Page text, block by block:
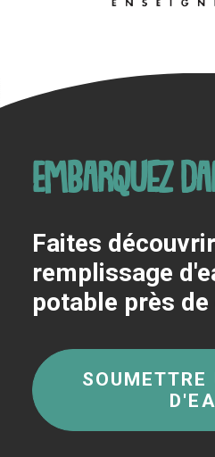
Embarquez
Faites
remplissage
potable près de
SOUMETTRE